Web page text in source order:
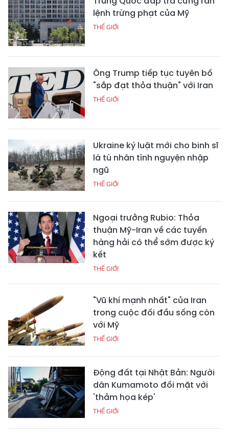
lệnh trừng phạt của Mỹ
THẾ GIỚI
Ông Trump tiếp tục tuyên bố
"sắp đạt thỏa thuận" với Iran
THẾ GIỚI
Ukraine ký luật mới cho binh sĩ
là tù nhân tình nguyện nhập
ngũ
THẾ GIỚI
Ngoại trưởng Rubio: Thỏa
thuận Mỹ-Iran về các tuyến
hàng hải có thể sớm được ký
kết
THẾ GIỚI
"Vũ khí mạnh nhất" của Iran
trong cuộc đối đầu sống còn
với Mỹ
THẾ GIỚI
Động đất tại Nhật Bản: Người
dân Kumamoto đối mặt với
'thảm họa kép'
THẾ GIỚI